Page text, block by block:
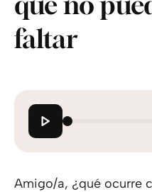
faltar
Amigo/a, ¿qué ocurre